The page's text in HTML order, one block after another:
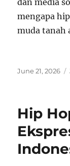
dan media
mengapa
muda tanah
Posted
June 21, 2026
Hip